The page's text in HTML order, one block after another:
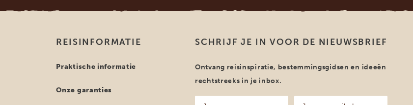
REISINFORMATIE
Praktische informatie
Onze garanties
SCHRIJF JE IN VOOR DE NIEUWSBRIEF
Ontvang reisinspiratie, bestemmingsgidsen en ideeën
rechtstreeks in je inbox.